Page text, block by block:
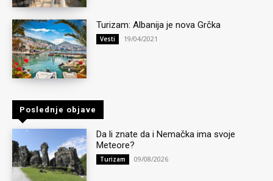
Turizam: Albanija je nova Grčka
Vesti 19/04/2021
Poslednje objave
Da li znate da i Nemačka ima svoje
Meteore?
Turizam 09/08/2026